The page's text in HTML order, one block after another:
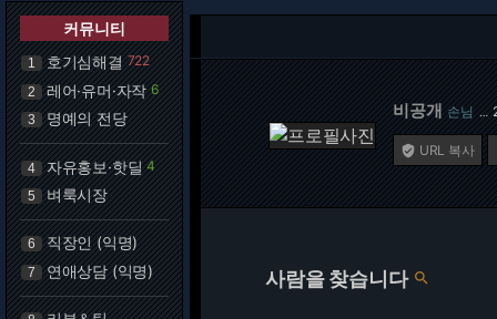
커뮤니티
1 호기심해결 722
2 레어·유머·자작 6
3 명예의 전당
4 자유홍보·핫딜 4
5 벼룩시장
6 직장인 (익명)
7 연애상담 (익명)
비공개 손님 …
 URL 복사
사람을 찾습니다 